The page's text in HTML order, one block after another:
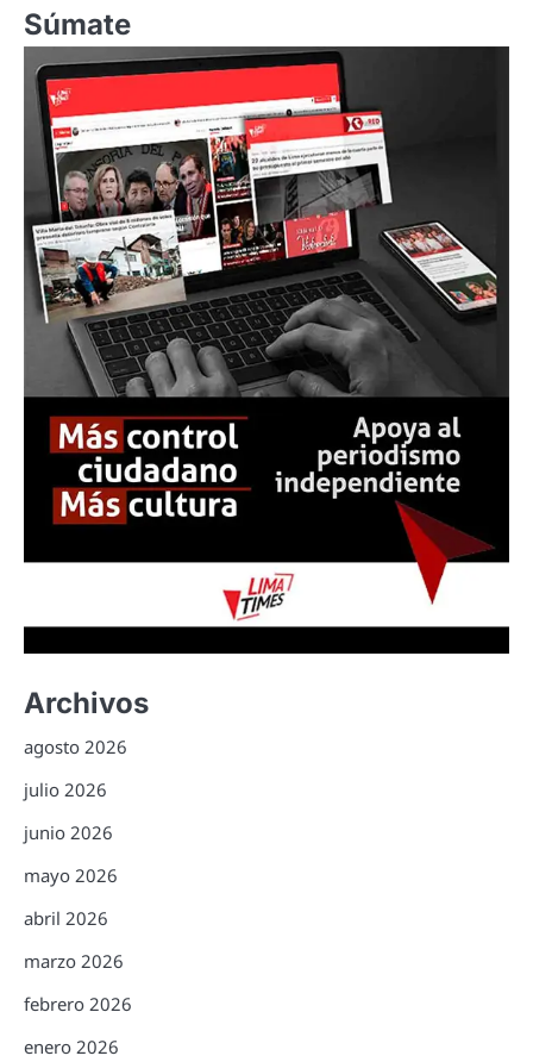
Súmate
Archivos
agosto 2026
julio 2026
junio 2026
mayo 2026
abril 2026
marzo 2026
febrero 2026
enero 2026